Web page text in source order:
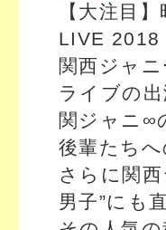
【大注目
LIVE 2018
関西ジャ
ライブの
関ジャニ∞
後輩たちへ
さらに関
男子”にも